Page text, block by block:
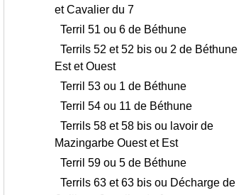
et Cavalier du 7
Terril 51 ou 6 de Béthune
Terrils 52 et 52 bis ou 2 de Béthune
Est et Ouest
Terril 53 ou 1 de Béthune
Terril 54 ou 11 de Béthune
Terrils 58 et 58 bis ou lavoir de
Mazingarbe Ouest et Est
Terril 59 ou 5 de Béthune
Terrils 63 et 63 bis ou Décharge de